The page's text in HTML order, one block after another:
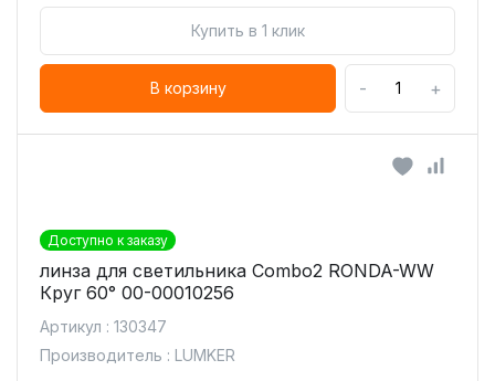
Купить в 1 клик
В корзину - +
Доступно к заказу
линза для светильника Combo2 RONDA-WW
Круг 60° 00-00010256
Артикул : 130347
Производитель : LUMKER